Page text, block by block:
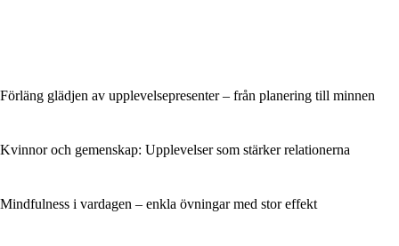
Förläng glädjen av upplevelsepresenter – från planering till minnen
Kvinnor och gemenskap: Upplevelser som stärker relationerna
Mindfulness i vardagen – enkla övningar med stor effekt